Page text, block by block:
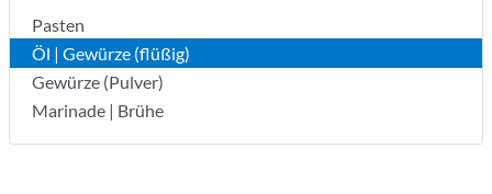
Pasten
Öl | Gewürze (flüßig)
Gewürze (Pulver)
Marinade | Brühe